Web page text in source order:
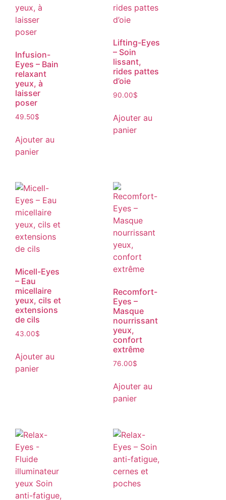
Infusion-
Eyes – Bain
relaxant
yeux, à
laisser
poser
49.50$
Ajouter au
panier
Lifting-Eyes
– Soin
lissant,
rides pattes
d’oie
90.00$
Ajouter au
panier
Micell-Eyes
– Eau
micellaire
yeux, cils et
extensions
de cils
43.00$
Ajouter au
panier
Recomfort-
Eyes –
Masque
nourrissant
yeux,
confort
extrême
76.00$
Ajouter au
panier